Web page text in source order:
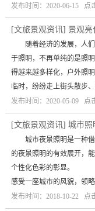
发布时间：2020-06-15 点
[文旅景观资讯] 景观亮
随着经济的发展，人们
于照明，不再单纯的是照
得越来越多样化，户外照
临时，纷纷走上街头散步
发布时间：2020-05-09 点
[文旅景观资讯] 城市照
城市夜景照明是一种借
的夜景照明的有效展开，
个性化色彩的彰显。 城
感受一座城市的风貌，领
发布时间：2018-10-22 点